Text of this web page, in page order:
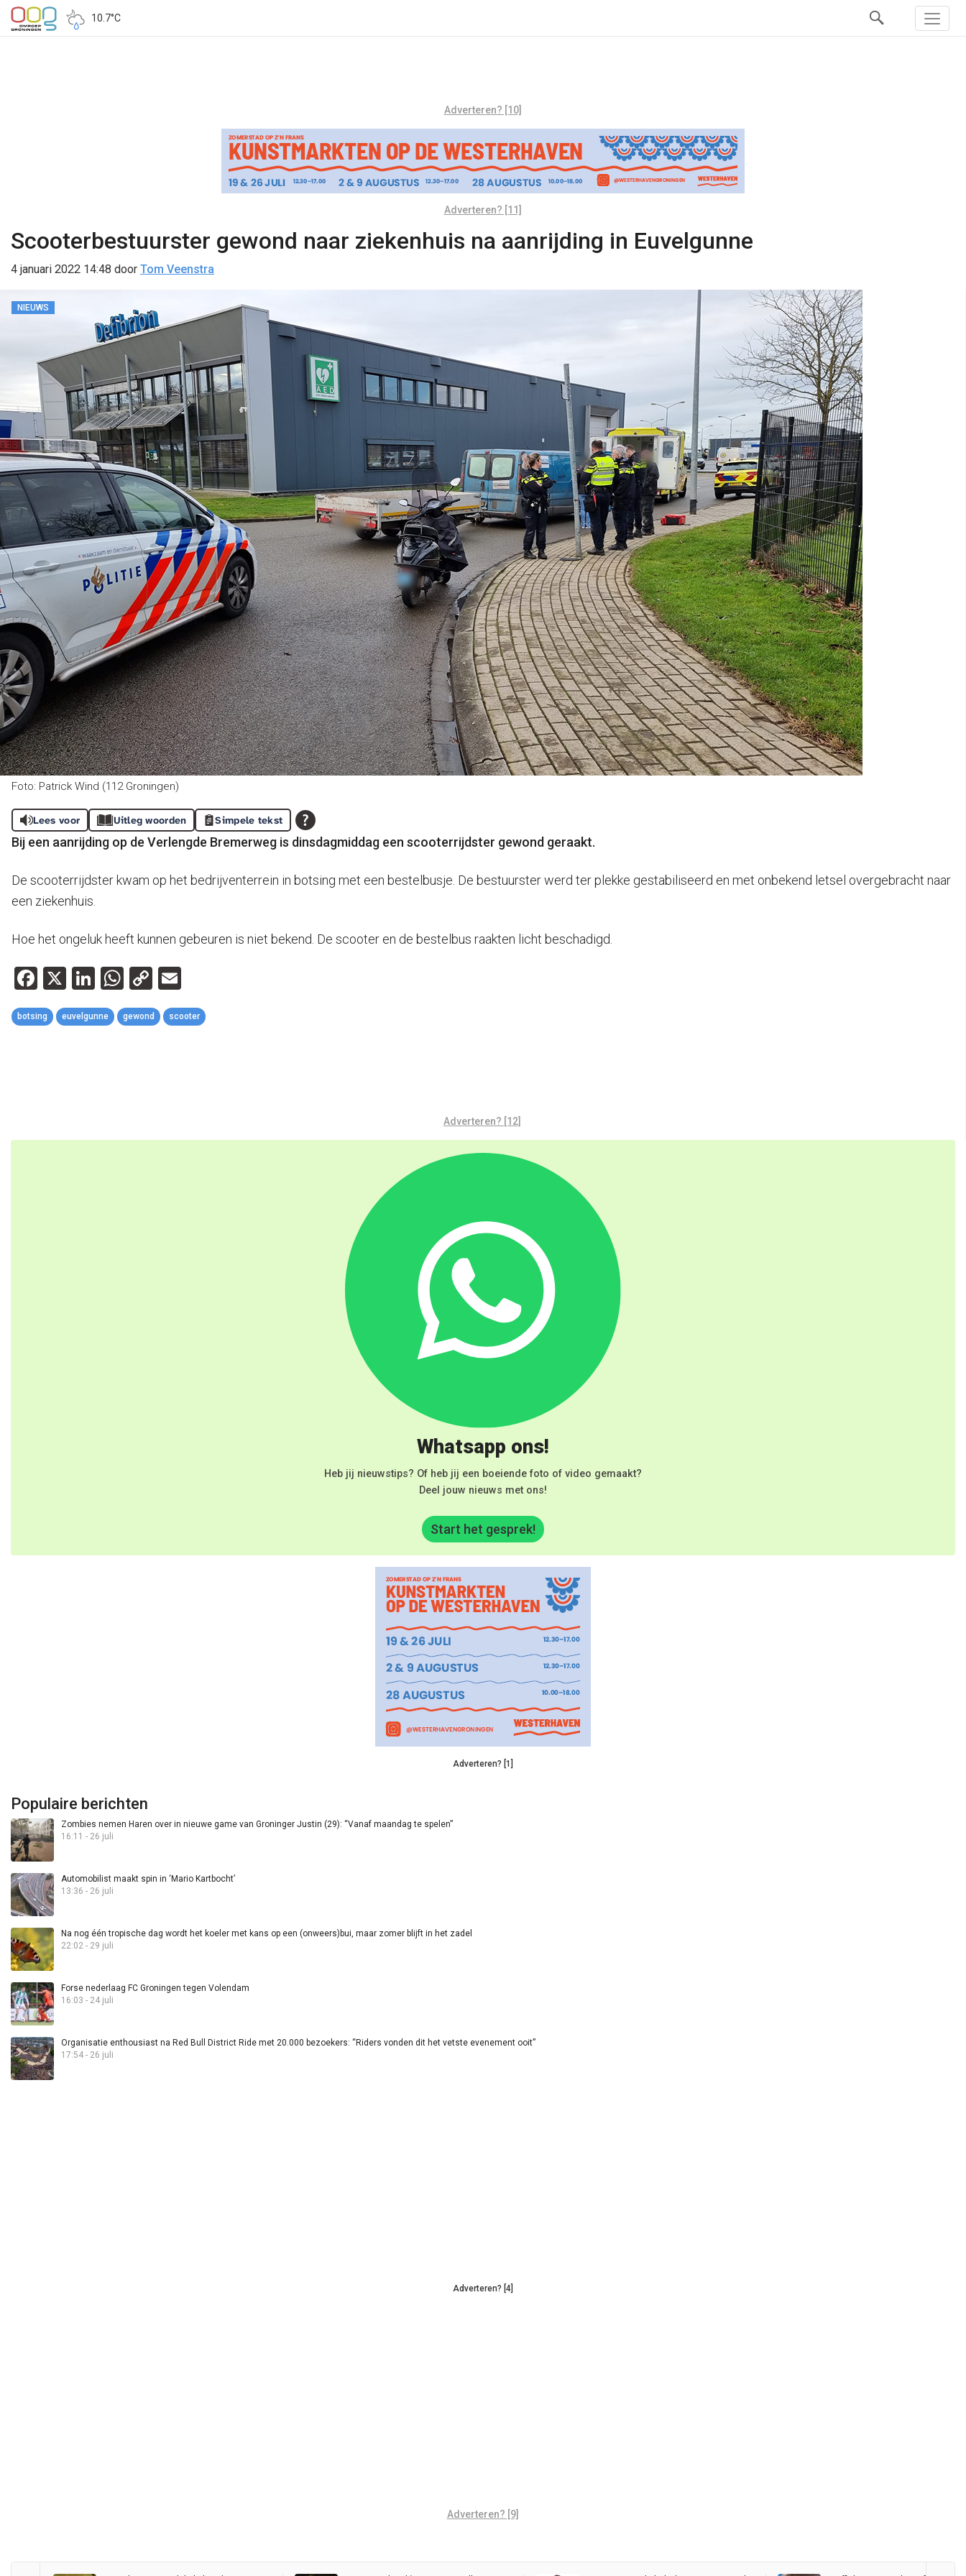
10.7°C
Adverteren? [10]
Adverteren? [11]
Scooterbestuurster gewond naar ziekenhuis na aanrijding in Euvelgunne
4 januari 2022 14:48 door Tom Veenstra
NIEUWS
Foto: Patrick Wind (112 Groningen)
Lees voor Uitleg woorden Simpele tekst
Bij een aanrijding op de Verlengde Bremerweg is dinsdagmiddag een scooterrijdster gewond geraakt.
De scooterrijdster kwam op het bedrijventerrein in botsing met een bestelbusje. De bestuurster werd ter plekke gestabiliseerd en met onbekend letsel overgebracht naar
een ziekenhuis.
Hoe het ongeluk heeft kunnen gebeuren is niet bekend. De scooter en de bestelbus raakten licht beschadigd.
Facebook
X LinkedIn
WhatsApp
Copy
Link
botsing euvelgunne gewond scooter
Adverteren? [12]
Whatsapp ons!
Heb jij nieuwstips? Of heb jij een boeiende foto of video gemaakt?
Deel jouw nieuws met ons!
Start het gesprek!
Adverteren? [1]
Populaire berichten
Zombies nemen Haren over in nieuwe game van Groninger Justin (29): “Vanaf maandag te spelen”
16:11 - 26 juli
Automobilist maakt spin in ‘Mario Kartbocht’
13:36 - 26 juli
Na nog één tropische dag wordt het koeler met kans op een (onweers)bui, maar zomer blijft in het zadel
22:02 - 29 juli
Forse nederlaag FC Groningen tegen Volendam
16:03 - 24 juli
Organisatie enthousiast na Red Bull District Ride met 20.000 bezoekers: “Riders vonden dit het vetste evenement ooit”
17:54 - 26 juli
Adverteren? [4]
Adverteren? [9]